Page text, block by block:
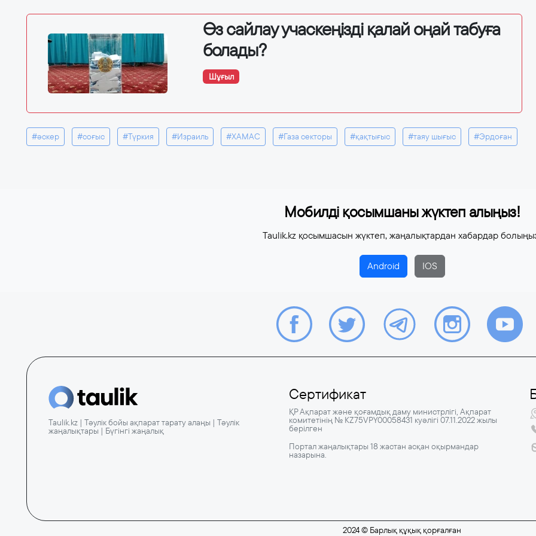
Өз сайлау учаскеңізді қалай оңай табуға
болады?
Шұғыл
#әскер #соғыс #Түркия #Израиль #ХАМАС #Газа секторы #қақтығыс #таяу шығыс #Эрдоған
Мобилді қосымшаны жүктеп алыңыз!
Taulik.kz қосымшасын жүктеп, жаңалықтардан хабардар
Android IOS
Taulik.kz | Тәулік бойы ақпарат тарату алаңы | Тәулік
жаңалықтары | Бүгінгі жаңалық
Сертификат
ҚР Ақпарат және қоғамдық даму министрлігі, Ақпарат
комитетінің № KZ75VPY00058431 куәлігі 07.11.2022 жылы
берілген
Портал жаңалықтары 18 жастан асқан оқырмандар
назарына.
2024 © Барлық құқық қорғалған